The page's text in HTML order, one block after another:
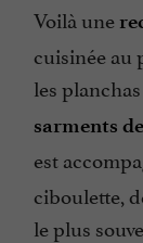
Voilà une
cuisinée au
les
sarments
est
ciboulette,
le plus